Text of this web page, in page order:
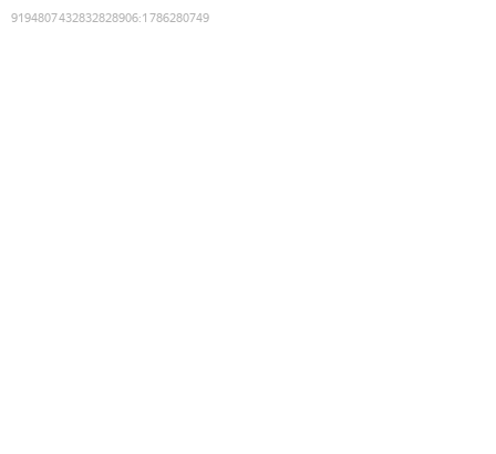
9194807432832828906:1786280749